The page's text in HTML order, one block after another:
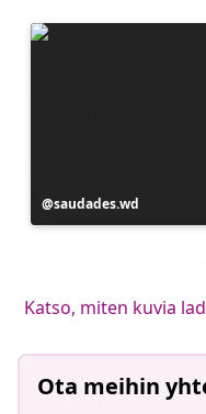
Julkaissut
saudades.wd
Katso, miten kuvia
Ota meihin